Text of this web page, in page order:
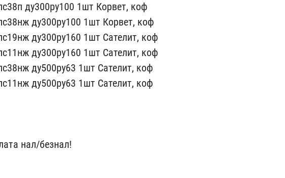
ду​300ру100 1шт Корвет, коф​
ду300ру100 1шт​ Корвет, коф
ду​300ру160 1шт Сателит, ко​ф
ду300ру160 1ш​т Сателит, коф
​ду500ру63 1шт Сателит, к​оф
ду500ру63 1ш​т Сателит, коф
нал/безнал!